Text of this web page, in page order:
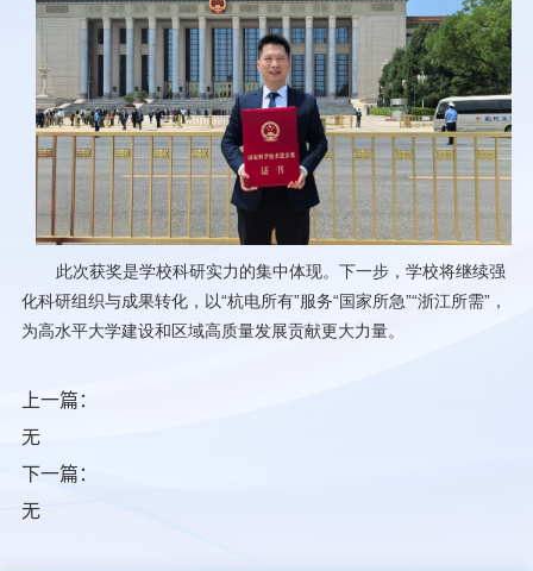
此次获奖是学校科研实力的集中体现。下一步，学校将继续强
化科研组织与成果转化，以“杭电所有”服务“国家所急”“浙江所需”，
为高水平大学建设和区域高质量发展贡献更大力量。
上一篇：
无
下一篇：
无